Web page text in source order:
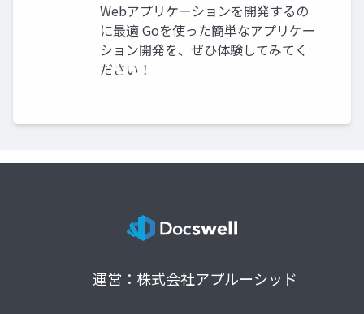
Webアプリケーションを開発するの
に最適 Goを使った簡単なアプリケー
ション開発を、ぜひ体験してみてく
ださい！
運営：株式会社アプルーシッド